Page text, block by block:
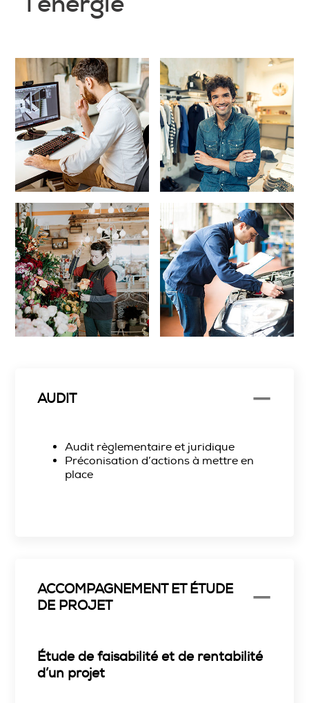
AUDIT
Audit règlementaire et juridique
Préconisation d’actions à mettre en
place
ACCOMPAGNEMENT ET ÉTUDE
DE PROJET
Étude de faisabilité et de rentabilité
d’un projet